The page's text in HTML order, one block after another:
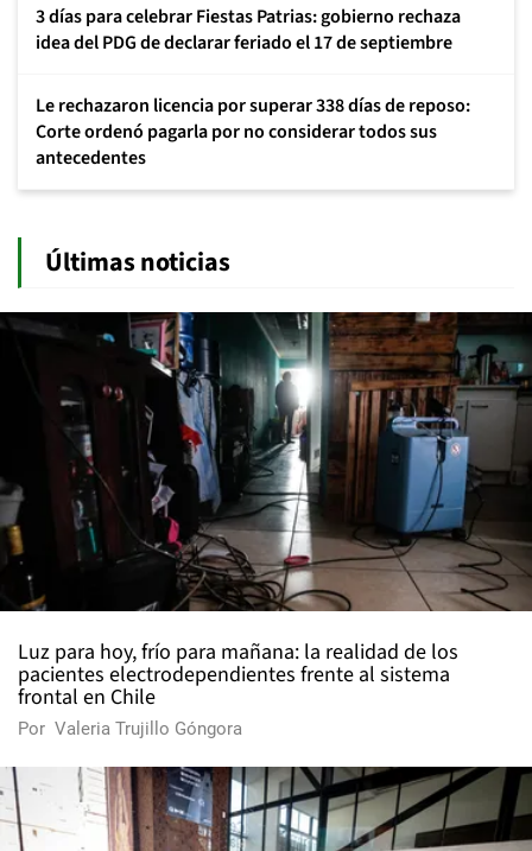
3 días para celebrar Fiestas Patrias: gobierno rechaza
idea del PDG de declarar feriado el 17 de septiembre
Le rechazaron licencia por superar 338 días de reposo:
Corte ordenó pagarla por no considerar todos sus
antecedentes
Últimas noticias
Luz para hoy, frío para mañana: la realidad de los
pacientes electrodependientes frente al sistema
frontal en Chile
Por Valeria Trujillo Góngora